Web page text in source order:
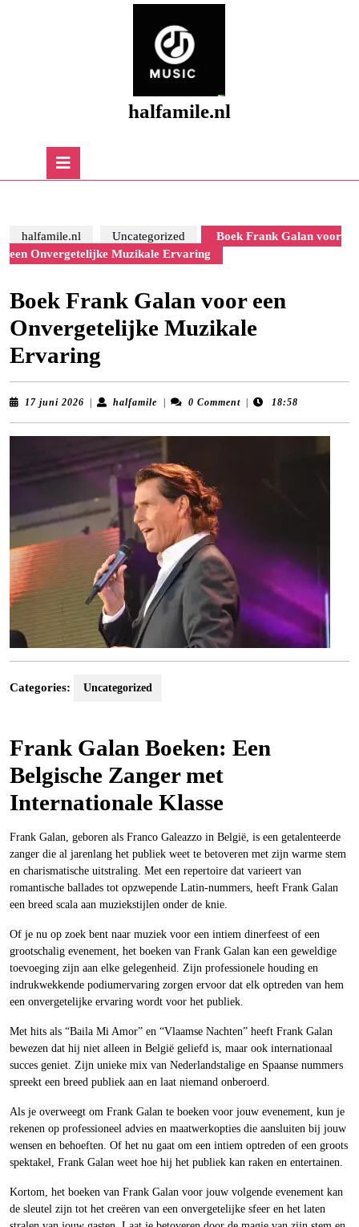
halfamile.nl
halfamile.nl Uncategorized
Boek Frank Galan voor
een Onvergetelijke Muzikale Ervaring
Boek Frank Galan voor een
Onvergetelijke Muzikale
Ervaring
17 juni 2026 17
halfamile halfamile0 Comment 18:58
Categories: Uncategorized
Frank Galan Boeken: Een
Belgische Zanger met
Internationale Klasse
Frank Galan, geboren als Franco Galeazzo in België, is een getalenteerde
zanger die al jarenlang het publiek weet te betoveren met zijn warme stem
en charismatische uitstraling. Met een repertoire dat varieert van
romantische ballades tot opzwepende Latin-nummers, heeft Frank Galan
een breed scala aan muziekstijlen onder de knie.
Of je nu op zoek bent naar muziek voor een intiem dinerfeest of een
grootschalig evenement, het boeken van Frank Galan kan een geweldige
toevoeging zijn aan elke gelegenheid. Zijn professionele houding en
indrukwekkende podiumervaring zorgen ervoor dat elk optreden van hem
een onvergetelijke ervaring wordt voor het publiek.
Met hits als “Baila Mi Amor” en “Vlaamse Nachten” heeft Frank Galan
bewezen dat hij niet alleen in België geliefd is, maar ook internationaal
succes geniet. Zijn unieke mix van Nederlandstalige en Spaanse nummers
spreekt een breed publiek aan en laat niemand onberoerd.
Als je overweegt om Frank Galan te boeken voor jouw evenement, kun je
rekenen op professioneel advies en maatwerkopties die aansluiten bij jouw
wensen en behoeften. Of het nu gaat om een intiem optreden of een groots
spektakel, Frank Galan weet hoe hij het publiek kan raken en entertainen.
Kortom, het boeken van Frank Galan voor jouw volgende evenement kan
de sleutel zijn tot het creëren van een onvergetelijke sfeer en het laten